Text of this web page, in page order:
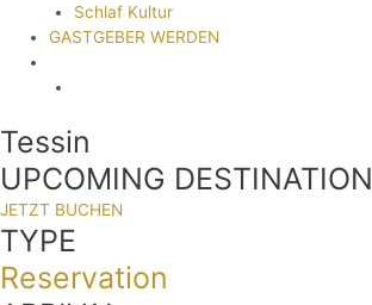
Schlaf Kultur
GASTGEBER WERDEN
Tessin
UPCOMING DESTINATION
JETZT BUCHEN
TYPE
Reservation